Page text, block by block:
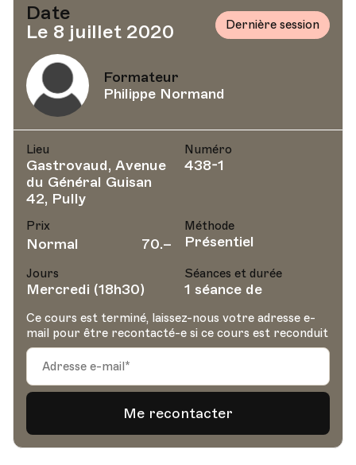
Date
Le 8 juillet 2020
Dernière session
Formateur
Philippe Normand
Lieu
Gastrovaud, Avenue
du Général Guisan
42, Pully
Numéro
438-1
Prix
Normal 70.–
Méthode
Présentiel
Jours
Mercredi (18h30)
Séances et durée
1 séance de
Ce cours est terminé, laissez-nous votre adresse e-
mail pour être recontacté-e si ce cours est reconduit